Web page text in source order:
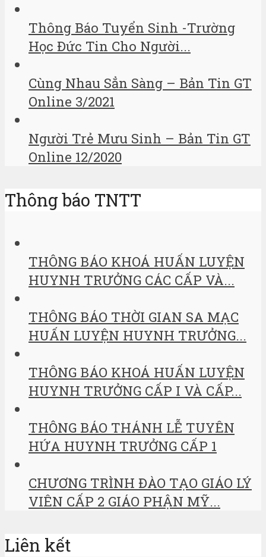
Thông Báo Tuyển Sinh -Trường
Học Đức Tin Cho Người...
Cùng Nhau Sẳn Sàng – Bản Tin GT
Online 3/2021
Người Trẻ Mưu Sinh – Bản Tin GT
Online 12/2020
Thông báo TNTT
THÔNG BÁO KHOÁ HUẤN LUYỆN
HUYNH TRƯỞNG CÁC CẤP VÀ...
THÔNG BÁO THỜI GIAN SA MẠC
HUẤN LUYỆN HUYNH TRƯỞNG...
THÔNG BÁO KHOÁ HUẤN LUYỆN
HUYNH TRƯỞNG CẤP I VÀ CẤP...
THÔNG BÁO THÁNH LỄ TUYÊN
HỨA HUYNH TRƯỞNG CẤP 1
CHƯƠNG TRÌNH ĐÀO TẠO GIÁO LÝ
VIÊN CẤP 2 GIÁO PHẬN MỸ...
Liên kết